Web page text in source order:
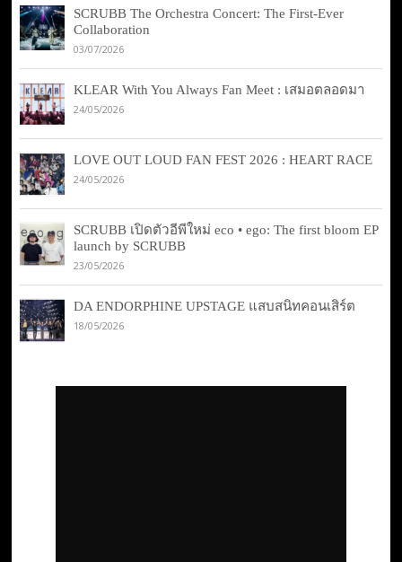
SCRUBB The Orchestra Concert: The First-Ever
Collaboration
03/07/2026
KLEAR With You Always Fan Meet : เสมอตลอดมา
24/05/2026
LOVE OUT LOUD FAN FEST 2026 : HEART RACE
24/05/2026
SCRUBB เปิดตัวอีพีใหม่ eco • ego: The first bloom EP
launch by SCRUBB
23/05/2026
DA ENDORPHINE UPSTAGE แสบสนิทคอนเสิร์ต
18/05/2026